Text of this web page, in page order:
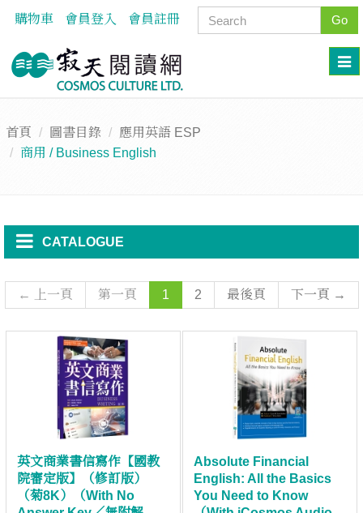
Go
購物車 會員登入 會員註冊
首頁 圖書目錄
應用英語 ESP
商用 / Business English
CATALOGUE
← 上一頁 第一頁 1 2 最後頁 下一頁 →
英文商業書信寫作【國教
院審定版】（修訂版）
（菊8K）（With No
Absolute Financial
English: All the Basics
You Need to Know